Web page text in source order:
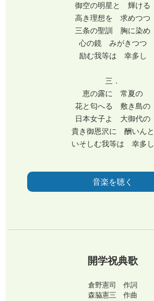
御空の明星と 輝ける
高き理想を 求めつつ
三条の聖訓 胸に染め
心の鏡 みがきつつ
励む我等は 幸多し
三．
恵の露に 常夏の
花と匂へる 敷き島の
日本女子よ 大御代の
貴き御恩沢に 酬いんと
いそしむ我等は 幸多し
音楽を聴く
開学祝典歌
倉野憲司 作詞
森脇憲三 作曲